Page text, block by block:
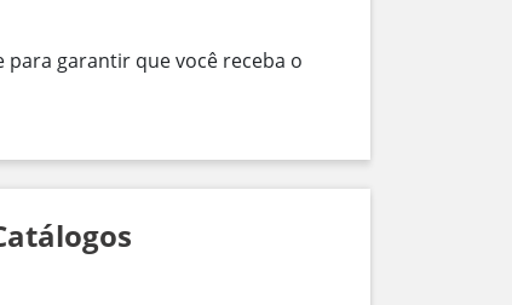
garantir que você receba o